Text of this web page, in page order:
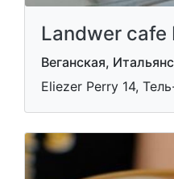
Landwer cafe
Веганская,
Eliezer Perry 14,